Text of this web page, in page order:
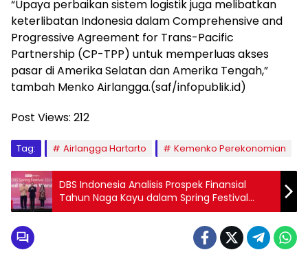
“Upaya perbaikan sistem logistik juga melibatkan
keterlibatan Indonesia dalam Comprehensive and
Progressive Agreement for Trans-Pacific
Partnership (CP-TPP) untuk memperluas akses
pasar di Amerika Selatan dan Amerika Tengah,”
tambah Menko Airlangga.(saf/infopublik.id)
Post Views: 212
Tag: Airlangga Hartarto Kemenko Perekonomian
DBS Indonesia Analisis Prospek Finansial
Tahun Naga Kayu dalam Spring Festival
2024